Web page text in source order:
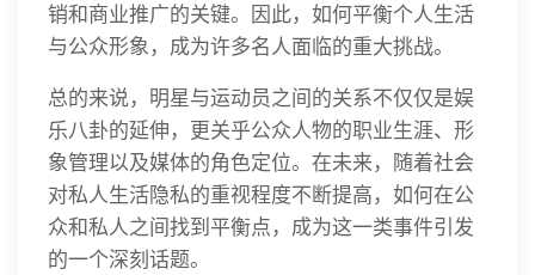
销和商业推广的关键。因此，如何平衡个人生活
与公众形象，成为许多名人面临的重大挑战。
总的来说，明星与运动员之间的关系不仅仅是娱
乐八卦的延伸，更关乎公众人物的职业生涯、形
象管理以及媒体的角色定位。在未来，随着社会
对私人生活隐私的重视程度不断提高，如何在公
众和私人之间找到平衡点，成为这一类事件引发
的一个深刻话题。